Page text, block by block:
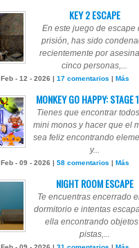
KEY 2 ESCAPE
En este juego de escape
prisión, has sido
recientemente por
cinco personas,...
Feb - 12 - 2026 | 17 comentarios | Más
MONKEY GO HAPPY: STAGE
Tienes que encontrar
mini monos y hacer que el
sea feliz encontrando
y...
Feb - 09 - 2026 | 58 comentarios | Más
NIGHT ROOM ESCAPE
Te encuentras encerrado
dormitorio e intentas
ella encontrando objetos
pistas,...